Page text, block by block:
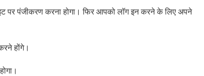
पंजीकरण करना होगा। फिर आपको लॉग इन करने के लिए अपने
होंगे।